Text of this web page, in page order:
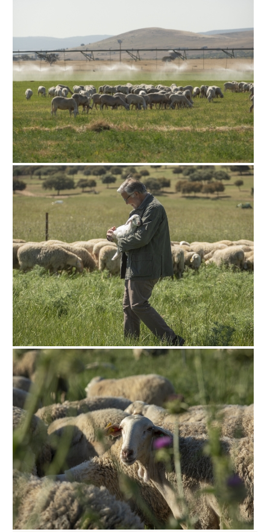
D.O.
Environnement
La Boutique
Blog
Contact
ES / EN / FR